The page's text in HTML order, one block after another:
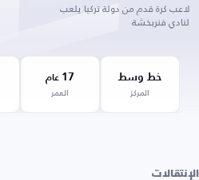
لاعب كرة قدم من دولة تركيا يلعب
لنادي فنربخشة
خط وسط
المركز
17 عام
العمر
الإنتقالات